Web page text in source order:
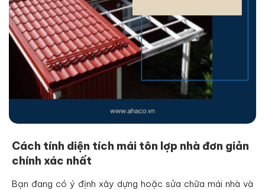
Cách tính diện tích mái tôn lợp nhà đơn giản
chính xác nhất
Bạn đang có ý định xây dựng hoặc sửa chữa mái nhà và